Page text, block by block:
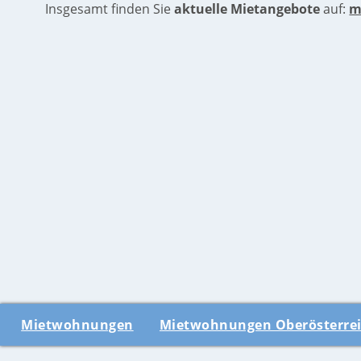
Insgesamt finden Sieaktuelle Mietangeboteauf:
Mietwohnungen Mietwohnungen